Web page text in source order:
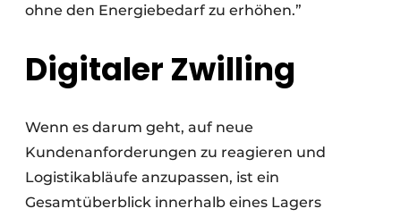
ohne den Energiebedarf zu erhöhen.”
Digitaler Zwilling
Wenn es darum geht, auf neue
Kundenanforderungen zu reagieren und
Logistikabläufe anzupassen, ist ein
Gesamtüberblick innerhalb eines Lagers